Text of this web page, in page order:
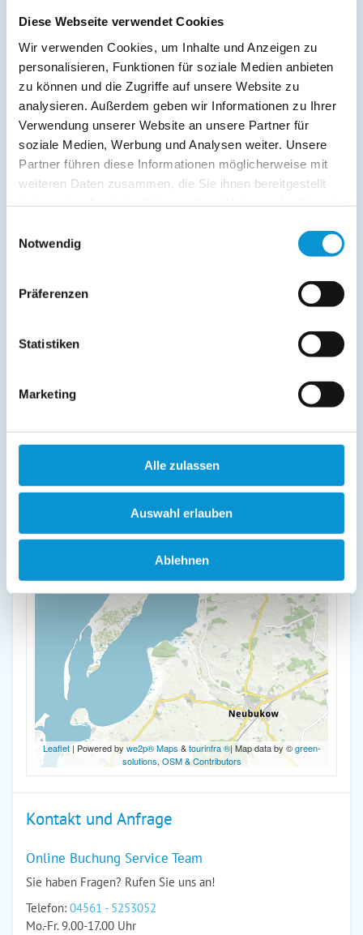
Diese Webseite verwendet Cookies
Wir verwenden Cookies, um Inhalte und Anzeigen zu
personalisieren, Funktionen für soziale Medien anbieten
zu können und die Zugriffe auf unsere Website zu
analysieren. Außerdem geben wir Informationen zu Ihrer
Verwendung unserer Website an unsere Partner für
soziale Medien, Werbung und Analysen weiter. Unsere
Partner führen diese Informationen möglicherweise mit
weiteren Daten zusammen, die Sie ihnen bereitgestellt
Notwendig
Präferenzen
Statistiken
Marketing
Alle zulassen
Auswahl erlauben
Ablehnen
Verpflegung:
Beschreibung
Lage & Adresse des Objektes
Am Salzhaff - 45-11
18225 Rerik
+
Leaflet| Powered bywe2p® Maps &tourinfra ®| Map data by ©green-
solutions, OSM & Contributors
Kontakt und Anfrage
Online Buchung Service Team
Sie haben Fragen? Rufen Sie uns an!
Telefon: 04561 - 5253052
Mo.-Fr. 9.00-17.00 Uhr